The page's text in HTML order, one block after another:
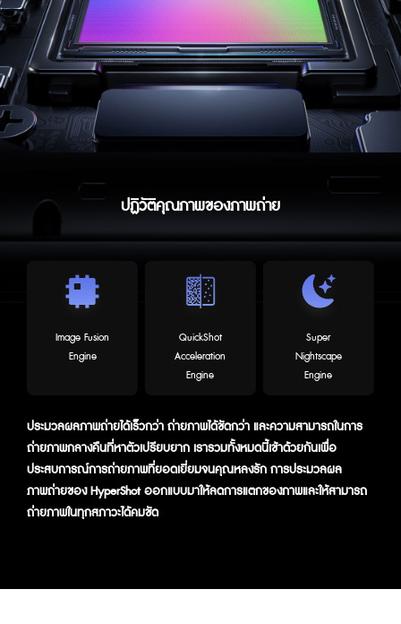
ปฏิวัติคุณภาพของภาพถ่าย
Image Fusion
Engine
QuickShot
Acceleration
Engine
Super
Nightscape
Engine
ประมวลผลภาพถ่ายได้เร็วกว่า ถ่ายภาพได้ชัดกว่า และความสามารถในการ
ถ่ายภาพกลางคืนที่หาตัวเปรียบยาก เรารวมทั้งหมดนี้เข้าด้วยกันเพื่อ
ประสบการณ์การถ่ายภาพที่ยอดเยี่ยมจนคุณหลงรัก การประมวลผล
ภาพถ่ายของ HyperShot ออกแบบมาให้ลดการแตกของภาพและให้สามารถ
ถ่ายภาพในทุกสภาวะได้คมชัด